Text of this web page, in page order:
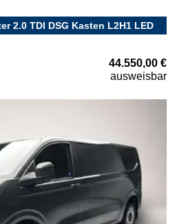
2.0 TDI DSG Kasten L2H1 LED
44.550,00 €
ausweisbar